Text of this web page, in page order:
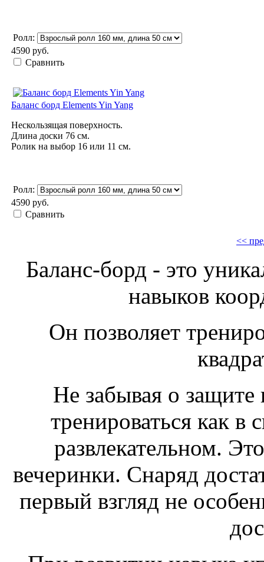
Ролл:
4590 руб.
Сравнить
Баланс борд Elements Yin Yang
Нескользящая поверхность.
Длина доски 76 см.
Ролик на выбор 16 или 11 см.
Ролл:
4590 руб.
Сравнить
<<
Баланс-борд - это
навыков
Он позволяет
Не забывая о
тренироваться как
развлекательном.
вечеринки. Снаряд
первый взгляд не